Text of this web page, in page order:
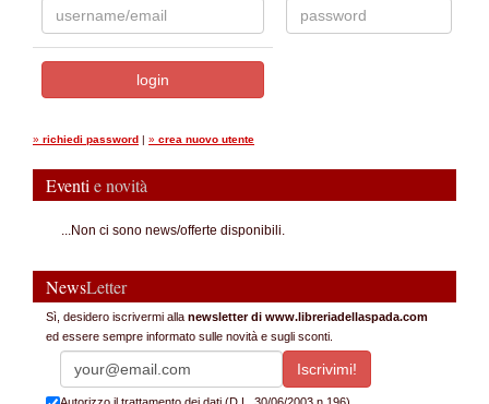
» richiedi password | » crea nuovo utente
Eventi e novità
...Non ci sono news/offerte disponibili.
NewsLetter
Sì, desidero iscrivermi alla newsletter di www.libreriadellaspada.com
ed essere sempre informato sulle novità e sugli sconti.